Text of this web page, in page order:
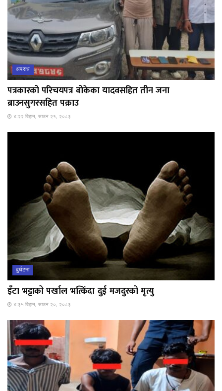
अपराध
पत्रकारको परिचयपत्र बोकेका यादवसहित तीन जना
ब्राउनसुगरसहित पक्राउ
४:२२ बिहान, साउन २१, २०८३
दुर्घटना
इँटा भट्टाको पर्खाल भत्किँदा दुई मजदुरको मृत्यु
४:३५ बिहान, साउन २०, २०८३